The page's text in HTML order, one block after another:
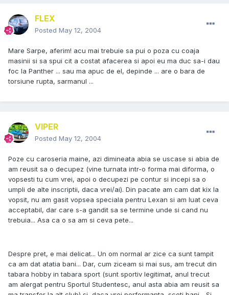
FLEX
Posted May 12, 2004
Mare Sarpe, aferim! acu mai trebuie sa pui o poza cu coaja
masinii si sa spui cit a costat afacerea si apoi eu ma duc sa-i dau
foc la Panther ... sau ma apuc de el, depinde ... are o bara de
torsiune rupta, sarmanul ...
VIPER
Posted May 12, 2004
Poze cu caroseria maine, azi dimineata abia se uscase si abia de
am reusit sa o decupez (vine turnata intr-o forma mai diforma, o
vopsesti tu cum vrei, apoi o decupezi pe contur si incepi sa o
umpli de alte inscriptii, daca vrei/ai). Din pacate am cam dat kix la
vopsit, nu am gasit vopsea speciala pentru Lexan si am luat ceva
acceptabil, dar care s-a gandit sa se termine unde si cand nu
trebuia... Asa ca o sa am si ceva pete...
Despre pret, e mai delicat... Un om normal ar zice ca sunt tampit
ca am dat atatia bani... Dar, cum ziceam si mai sus, am trecut din
tabara hobby in tabara sport (sunt sportiv legitimat, anul trecut
am alergat pentru Sportul Studentesc, anul asta abia am reusit sa